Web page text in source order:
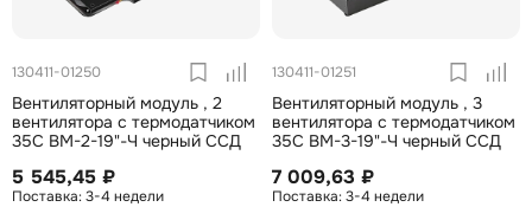
130411-01250
Вентиляторный модуль , 2
вентилятора с термодатчиком
35С ВМ-2-19"-Ч черный ССД
5 545,45 ₽
3-4 недели
130411-01251
Вентиляторный модуль , 3
вентилятора с термодатчиком
35С ВМ-3-19"-Ч черный ССД
7 009,63 ₽
3-4 недели